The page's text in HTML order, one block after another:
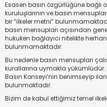
Esasen basın özgürlüğüne
kuruluşlarının ve basın
bir “ilkeler metni”
basın mensupları açısından
hukuken bağlayıcı nitelikte
bulunmamaktadır.
Bu nedenle basın mensupları
kurallarına uymakla
Basın Konseyi’nin benimseyip
bulunmaktadır.
Bizim de kabul ettiğimiz temel